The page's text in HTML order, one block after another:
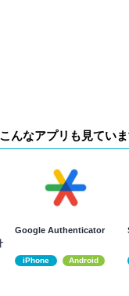
んなアプリも見てい
Google Authenticator
iPhone Android